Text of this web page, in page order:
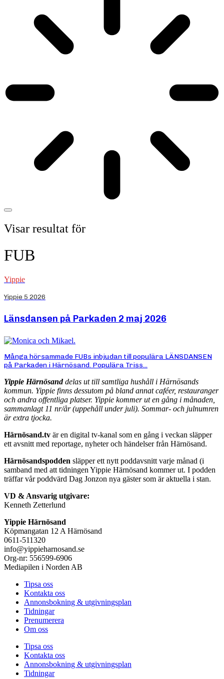
Visar resultat för
FUB
Yippie
Yippie 5 2026
Länsdansen på Parkaden 2 maj 2026
Många hörsammade FUBs inbjudan till populära LÄNSDANSEN
på Parkaden i Härnösand. Populära Triss...
Yippie Härnösanddelas ut till samtliga hushåll i Härnösands
kommun. Yippie finns dessutom på bland annat caféer, restauranger
och andra offentliga platser. Yippie kommer ut en gång i månaden,
sammanlagt 11 nr/år (uppehåll under juli). Sommar- och julnumren
är extra tjocka.
Härnösand.tv är en digital tv-kanal som en gång i veckan släpper
ett avsnitt med reportage, nyheter och händelser från Härnösand.
Härnösandspodden släpper ett nytt poddavsnitt varje månad (i
samband med att tidningen Yippie Härnösand kommer ut. I podden
träffar vår poddvärd Dag Jonzon nya gäster som är aktuella i stan.
VD & Ansvarig utgivare:
Kenneth Zetterlund
Yippie Härnösand
Köpmangatan 12 A Härnösand
0611-511320
info@yippieharnosand.se
Org-nr: 556599-6906
Mediapilen i Norden AB
Tipsa oss
Kontakta oss
Annonsbokning & utgivningsplan
Tidningar
Prenumerera
Om oss
Tipsa oss
Kontakta oss
Annonsbokning & utgivningsplan
Tidningar